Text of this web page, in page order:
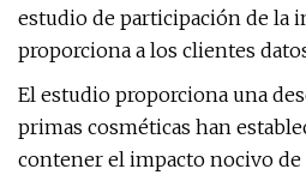
estudio de participación de la
proporciona a los clientes
El estudio proporciona una
primas cosméticas han
contener el impacto nocivo de